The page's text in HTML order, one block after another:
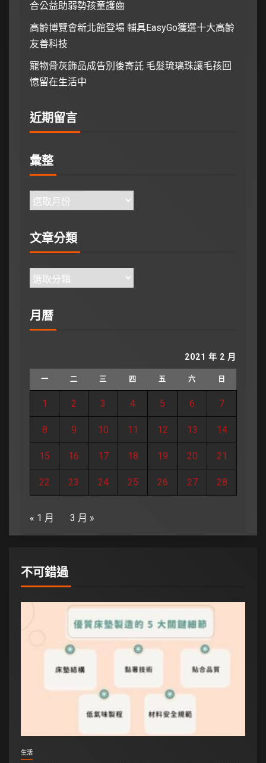
合公益助弱勢孩童護齒
高齡博覽會新北館登場 輔具EasyGo獲選十大高齡
友善科技
寵物骨灰飾品成告別後寄託 毛髮琉璃珠讓毛孩回
憶留在生活中
近期留言
彙整
文章分類
月曆
2021 年 2 月
一 二 三 四 五 六 日
1 2 3 4 5 6 7
8 9 10 11 12 13 14
15 16 17 18 19 20 21
22 23 24 25 26 27 28
« 1 月 3 月 »
不可錯過
生活